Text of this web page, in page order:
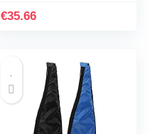
93x22x4cm
€35.66